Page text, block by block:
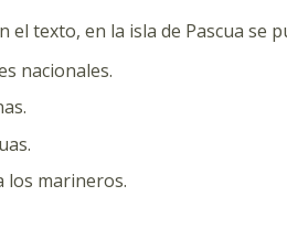
el texto, en la isla de Pascua se
nacionales.
los marineros.